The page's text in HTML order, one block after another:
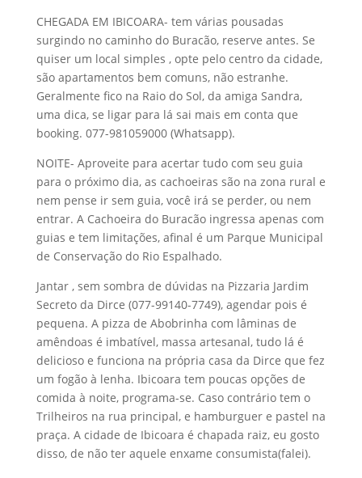
CHEGADA EM IBICOARA- tem várias pousadas
surgindo no caminho do Buracão, reserve antes. Se
quiser um local simples , opte pelo centro da cidade,
são apartamentos bem comuns, não estranhe.
Geralmente fico na Raio do Sol, da amiga Sandra,
uma dica, se ligar para lá sai mais em conta que
booking. 077-981059000 (Whatsapp).
NOITE- Aproveite para acertar tudo com seu guia
para o próximo dia, as cachoeiras são na zona rural e
nem pense ir sem guia, você irá se perder, ou nem
entrar. A Cachoeira do Buracão ingressa apenas com
guias e tem limitações, afinal é um Parque Municipal
de Conservação do Rio Espalhado.
Jantar , sem sombra de dúvidas na Pizzaria Jardim
Secreto da Dirce (077-99140-7749), agendar pois é
pequena. A pizza de Abobrinha com lâminas de
amêndoas é imbatível, massa artesanal, tudo lá é
delicioso e funciona na própria casa da Dirce que fez
um fogão à lenha. Ibicoara tem poucas opções de
comida à noite, programa-se. Caso contrário tem o
Trilheiros na rua principal, e hamburguer e pastel na
praça. A cidade de Ibicoara é chapada raiz, eu gosto
disso, de não ter aquele enxame consumista(falei).